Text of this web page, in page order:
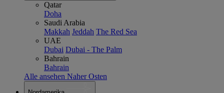
Qatar
Doha
Saudi Arabia
Makkah Jeddah The Red Sea
UAE
Dubai Dubai - The Palm
Bahrain
Bahrain
Alle ansehen Naher Osten